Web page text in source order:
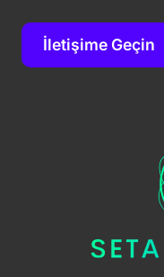
İletişime Geçin